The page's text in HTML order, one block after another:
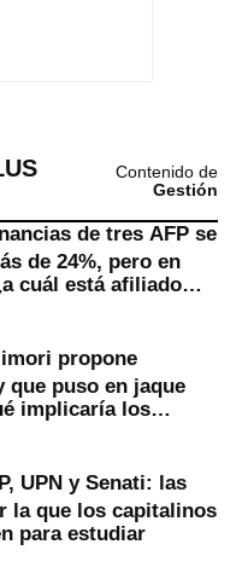
Contenido de
Gestión
de tres AFP se
de 24%, pero en
cuál está afiliado
propone
que puso en jaque
implicaría los
UPN y Senati: las
la que los capitalinos
para estudiar